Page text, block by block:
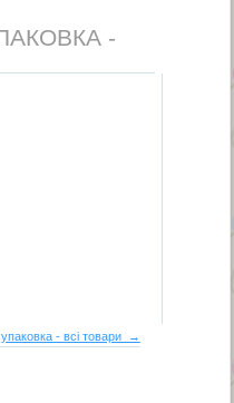
-
- всі товари →